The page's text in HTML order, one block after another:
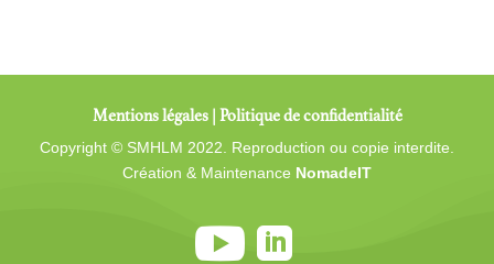
Mentions légales| Politique de confidentialité
Copyright © SMHLM 2022. Reproduction ou copie interdite.
Création & Maintenance NomadeIT
 